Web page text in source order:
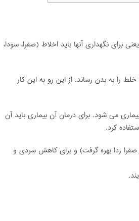
برای نگهداری آنها باید اخلاط (صفرا، سودا،
را به بدن رساند. از این رو به این کار
می شود. برای درمان آن بیماری باید آن
کرد.
صفرا زدا بهره گرفت) و برای کاهش سردی و